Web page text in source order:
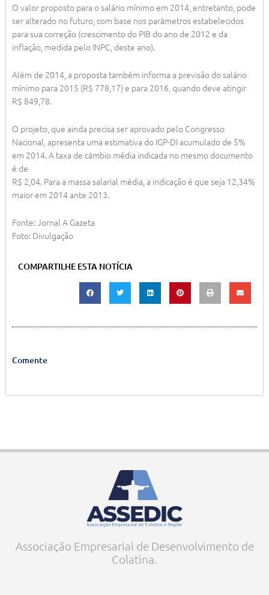
O valor proposto para o salário mínimo em 2014, entretanto, pode
ser alterado no futuro, com base nos parâmetros estabelecidos
para sua correção (crescimento do PIB do ano de 2012 e da
inflação, medida pelo INPC, deste ano).
Além de 2014, a proposta também informa a previsão do salário
mínimo para 2015 (R$ 778,17) e para 2016, quando deve atingir
R$ 849,78.
O projeto, que ainda precisa ser aprovado pelo Congresso
Nacional, apresenta uma estimativa do IGP-DI acumulado de 5%
em 2014. A taxa de câmbio média indicada no mesmo documento
é de
R$ 2,04. Para a massa salarial média, a indicação é que seja 12,34%
maior em 2014 ante 2013.
Fonte: Jornal A Gazeta
Foto: Divulgação
COMPARTILHE ESTA NOTÍCIA
Comente
Associação Empresarial de Desenvolvimento de
Colatina.